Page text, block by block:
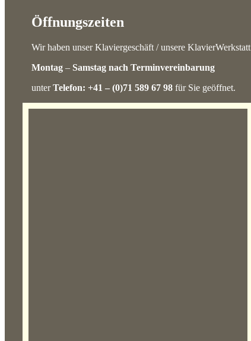
Öffnungszeiten
Wir haben unser Klaviergeschäft / unsere KlavierWerkstatt
Montag – Samstag nach Terminvereinbarung
unterTelefon: +41 – (0)71 589 67 98 für Sie geöffnet.